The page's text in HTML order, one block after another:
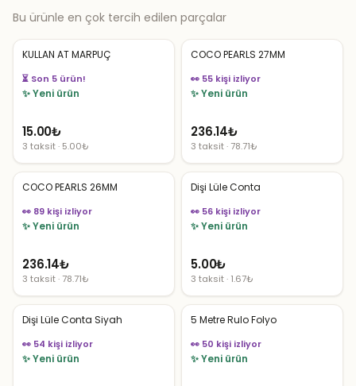
Bu ürünle en çok tercih edilen parçalar
KULLAN AT MARPUÇ
⏳ Son 5 ürün!
✨ Yeni ürün
15.00₺
3 taksit · 5.00₺
COCO PEARLS 27MM
👀 55 kişi izliyor
✨ Yeni ürün
236.14₺
3 taksit · 78.71₺
COCO PEARLS 26MM
👀 89 kişi izliyor
✨ Yeni ürün
236.14₺
3 taksit · 78.71₺
Dişi Lüle Conta
👀 56 kişi izliyor
✨ Yeni ürün
5.00₺
3 taksit · 1.67₺
Dişi Lüle Conta Siyah
👀 54 kişi izliyor
✨ Yeni ürün
5 Metre Rulo Folyo
👀 50 kişi izliyor
✨ Yeni ürün